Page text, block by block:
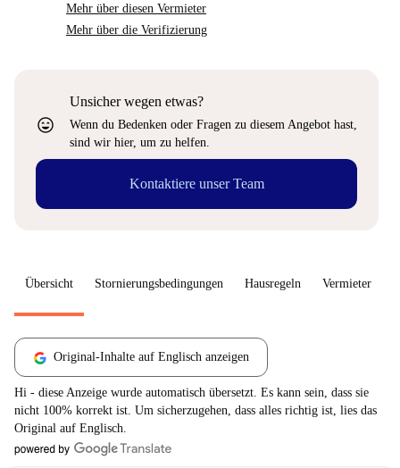
Mehr über diesen Vermieter
Mehr über die Verifizierung
sentiment_very_satisfied
Unsicher wegen etwas?
Wenn du Bedenken oder Fragen zu diesem Angebot hast,
sind wir hier, um zu helfen.
Kontaktiere unser Team
Übersicht Stornierungsbedingungen Hausregeln Vermieter
Original-Inhalte auf Englisch anzeigen
Hi - diese Anzeige wurde automatisch übersetzt. Es kann sein, dass sie
nicht 100% korrekt ist. Um sicherzugehen, dass alles richtig ist, lies das
Original auf Englisch.